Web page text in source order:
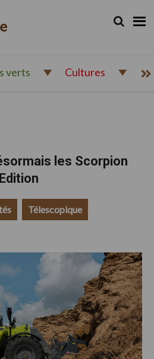
verts Cultures
les Scorpion
Télescopique